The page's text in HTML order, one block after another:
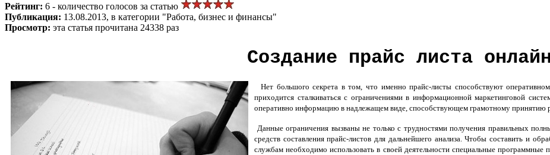
Рейтинг: 6 - количество голосов за статью
Публикация: 13.08.2013, в категории "Работа, бизнес и финансы"
Просмотр: эта статья прочитана 24338 раз
Создание прайс листа онлайн
Нет большого секрета в том, что именно прайс-листы способствуют
приходится сталкиваться с ограничениями в информационной маркетинговой
оперативно информацию в надлежащем виде, способствующем грамотному принятию
Данные ограничения вызваны не только с трудностями получения правильных
средств составления прайс-листов для дальнейшего анализа. Чтобы составить и
службам необходимо использовать в своей деятельности специальные программные